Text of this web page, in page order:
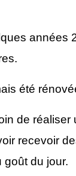
années
été
de
recevoir
goût du jour.